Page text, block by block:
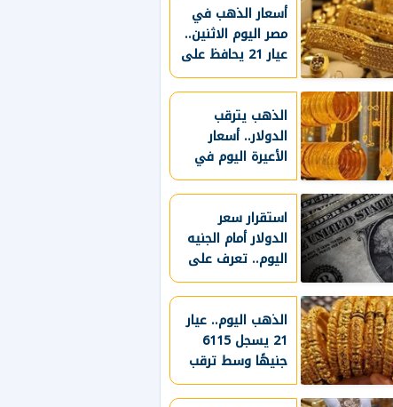
كاملًا
أسعار الذهب في
مصر اليوم الاثنين..
عيار 21 يحافظ على
مستوياته المرتفعة
الذهب يترقب
الدولار.. أسعار
الأعيرة اليوم في
مصر
استقرار سعر
الدولار أمام الجنيه
اليوم.. تعرف على
الأسعار الجديدة
الذهب اليوم.. عيار
21 يسجل 6115
جنيهًا وسط ترقب
الأسواق